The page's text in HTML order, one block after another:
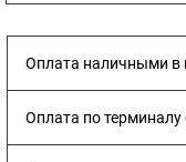
Оплата наличными в
Оплата по